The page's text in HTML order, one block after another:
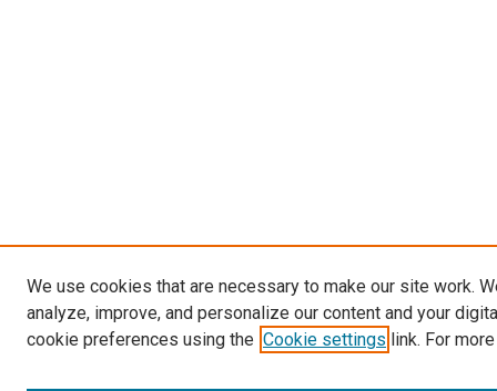
We use cookies that are necessary to make our site work.
analyze, improve, and personalize our content and your
cookie preferences using the Cookie settings link. For